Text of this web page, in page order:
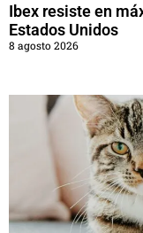
Ibex resiste en
Estados Unidos
8 agosto 2026